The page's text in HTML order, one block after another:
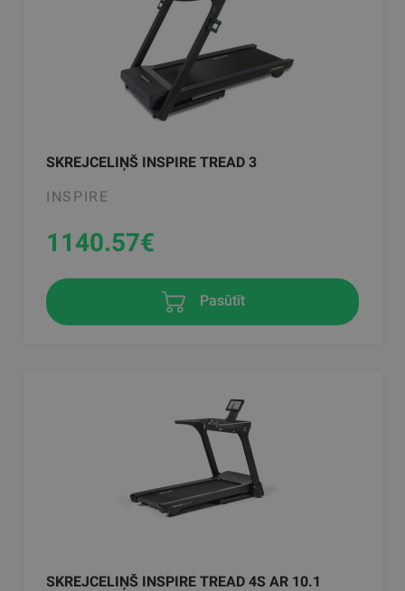
SKREJCELIŅŠ INSPIRE TREAD 3
INSPIRE
1140.57€
Pasūtīt
SKREJCELIŅŠ INSPIRE TREAD 4S AR 10.1